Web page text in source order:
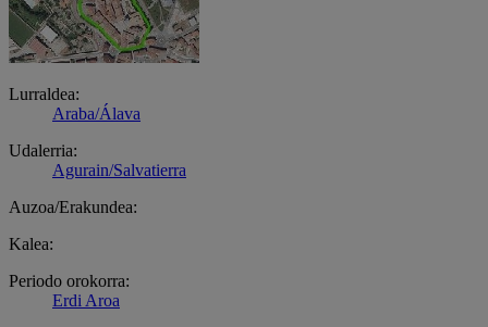
Lurraldea:
Araba/Álava
Udalerria:
Agurain/Salvatierra
Auzoa/Erakundea:
Kalea:
Periodo orokorra:
Erdi Aroa